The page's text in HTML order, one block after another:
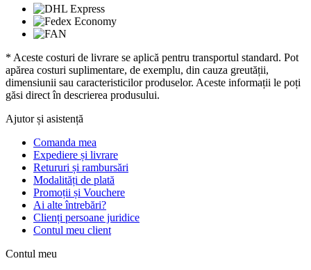
* Aceste costuri de livrare se aplică pentru transportul standard. Pot
apărea costuri suplimentare, de exemplu, din cauza greutății,
dimensiunii sau caracteristicilor produselor. Aceste informații le poți
găsi direct în descrierea produsului.
Ajutor și asistență
Comanda mea
Expediere și livrare
Retururi și rambursări
Modalități de plată
Promoții și Vouchere
Ai alte întrebări?
Clienți persoane juridice
Contul meu client
Contul meu